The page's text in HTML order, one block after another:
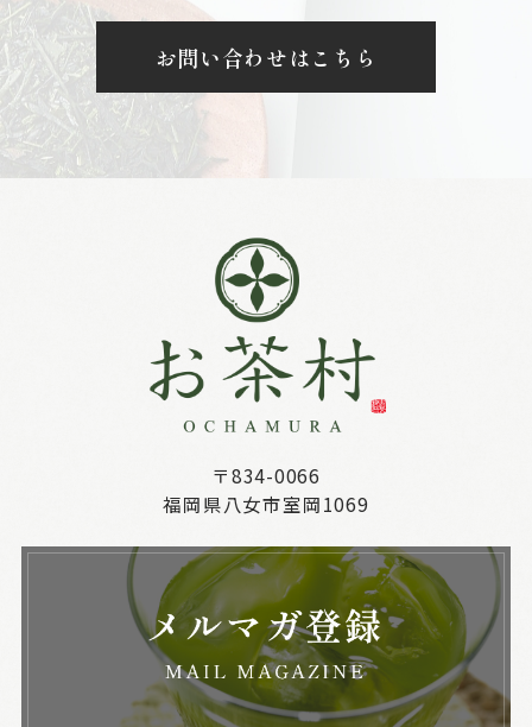
お問い合わせはこちら
〒834-0066
福岡県八女市室岡1069